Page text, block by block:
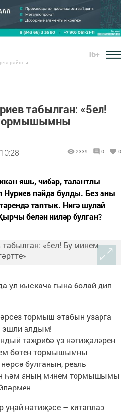
районы
16+
табылган: «5ел!
2339 0 0
яшь, чибәр, талантлы
Нуриев пәйда булды. Без аны
таптык. Нигә шулай
белән ниләр булган?
ул кыскача гына болай дип
тормыш этабын узарга
эшли алдым!
тәҗрибә үз нәтиҗәләрен
бөтен тормышымны
булганын, реаль
һәм аның минем тормышымы
нәтиҗәсе – китаплар